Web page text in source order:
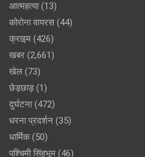
आत्महत्या(13)
कोरोना वायरस (44)
क्राइम (426)
खबर (2,661)
खेल (73)
छेड़छाड़(1)
दुर्घटना(472)
धरना प्रदर्शन (35)
धार्मिक(50)
पश्चिमी सिंहभूम (46)